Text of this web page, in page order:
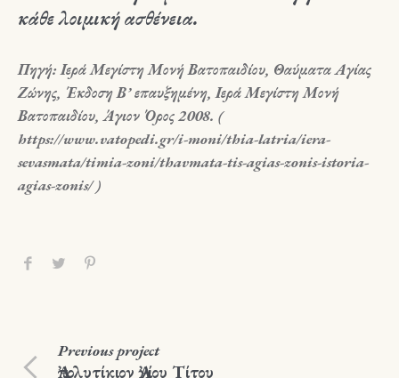
κάθε λοιμική ασθένεια.
Πηγή: Ιερά Μεγίστη Μονή Βατοπαιδίου, Θαύματα Αγίας
Ζώνης, Έκδοση Β’ επαυξημένη, Ιερά Μεγίστη Μονή
Βατοπαιδίου, Άγιον Όρος 2008. (
https://www.vatopedi.gr/i-moni/thia-latria/iera-
sevasmata/timia-zoni/thavmata-tis-agias-zonis-istoria-
agias-zonis/ )
Previousproject
Ἀπολυτίκιον Ἀγίου Τίτου